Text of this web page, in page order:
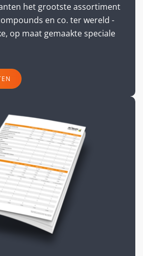
het grootste assortiment
en co. ter wereld -
op maat gemaakte speciale